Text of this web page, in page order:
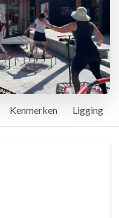
Kenmerken Ligging